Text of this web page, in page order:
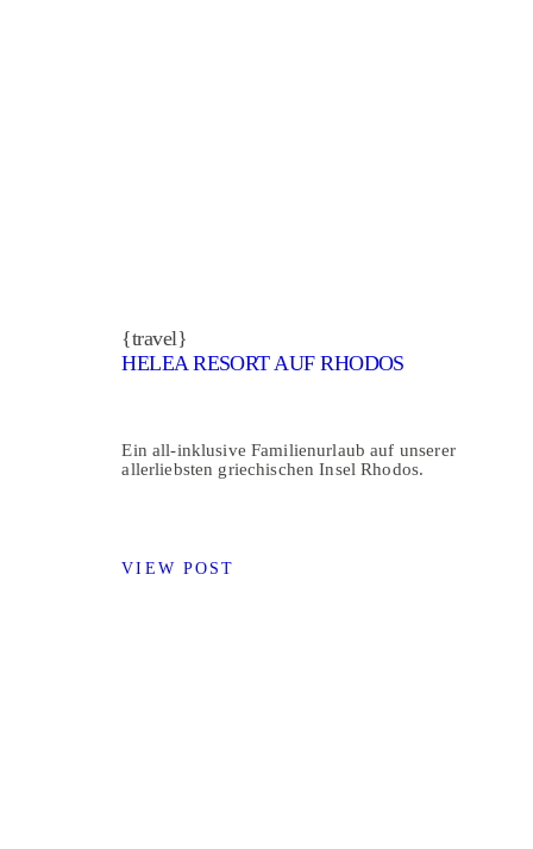
{travel}
HELEA RESORT AUF RHODOS
Ein all-inklusive Familienurlaub auf unserer
allerliebsten griechischen Insel Rhodos.
VIEW POST